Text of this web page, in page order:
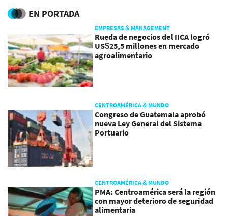
EN PORTADA
EMPRESAS & MANAGEMENT
Rueda de negocios del IICA logró
US$25,5 millones en mercado
agroalimentario
CENTROAMÉRICA & MUNDO
Congreso de Guatemala aprobó
nueva Ley General del Sistema
Portuario
CENTROAMÉRICA & MUNDO
PMA: Centroamérica será la región
con mayor deterioro de seguridad
alimentaria